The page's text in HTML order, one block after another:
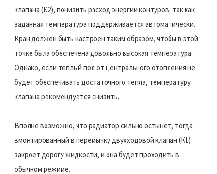
клапана (К2), понизить расход энергии контуров, так как
заданная температура поддерживается автоматически.
Кран должен быть настроен таким образом, чтобы в этой
точке была обеспечена довольно высокая температура.
Однако, если теплый пол от центрального отопления не
будет обеспечивать достаточного тепла, температуру
клапана рекомендуется снизить.
Вполне возможно, что радиатор сильно остынет, тогда
вмонтированный в перемычку двухходовой клапан (К1)
закроет дорогу жидкости, и она будет проходить в
обычном режиме.